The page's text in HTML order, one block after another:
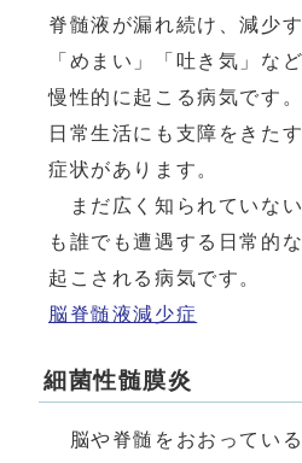
脊髄液が漏れ続け、減少
「めまい」「吐き気」な
慢性的に起こる病気です
日常生活にも支障をきた
症状があります。
まだ広く知られていな
も誰でも遭遇する日常的
起こされる病気です。
脳脊髄液減少症
細菌性髄膜炎
脳や脊髄をおおってい